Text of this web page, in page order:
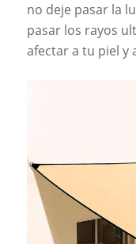
no deje pasar la
pasar los rayos
afectar a tu piel y